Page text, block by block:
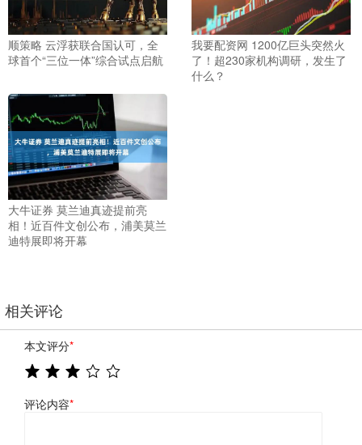
顺策略 云浮获联合国认可，全
球首个“三位一体”综合试点启航
我要配资网 1200亿巨头突然火
了！超230家机构调研，发生了
什么？
大牛证券 莫兰迪真迹提前亮
相！近百件文创公布，浦美莫兰
迪特展即将开幕
相关评论
本文评分*
评论内容*